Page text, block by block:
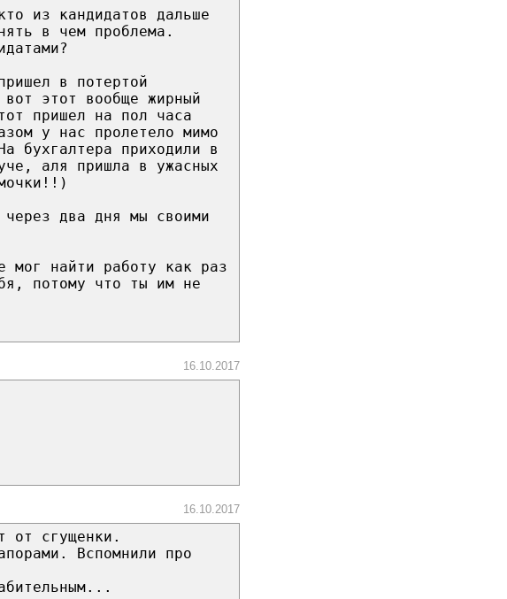
из кандидатов дальше
в чем проблема.
в потертой
этот вообще жирный
пришел на пол часа
у нас пролетело мимо
бухгалтера приходили в
аля пришла в ужасных
два дня мы своими
мог найти работу как раз
потому что ты им не
16.10.2017
16.10.2017
от сгущенки.
Вспомнили про